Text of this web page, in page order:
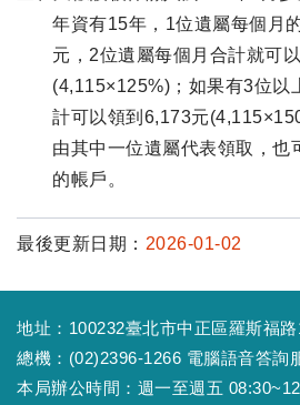
年資有15年，1位遺屬每個月
元，2位遺屬每個月合計就可
(4,115×125%)；如果有3位以
計可以領到6,173元
由其中一位遺屬代表領取，也
的帳戶。
最後更新日期： 2026-01-02
地址：100232臺北市中正區羅斯福路
總機：(02)2396-1266 電腦語音答詢
本局辦公時間：週一至週五